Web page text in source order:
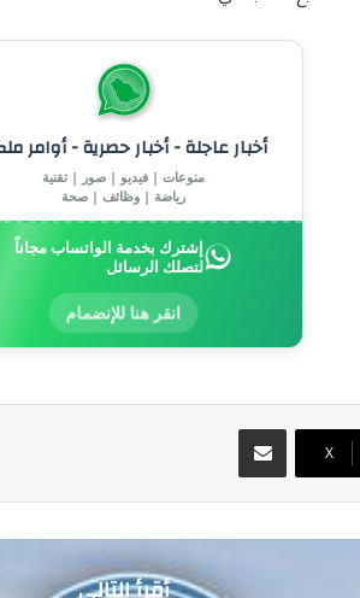
أخبار عاجلة - أخبار حصرية - أوامر
منوعات | فيديو | صور | تقنية
رياضة | وظائف | صحة
إشترك بخدمة الواتساب مجاناً
لتصلك الرسائل
انقر هنا للإنضمام
‫X
مشاركة عبر البريد